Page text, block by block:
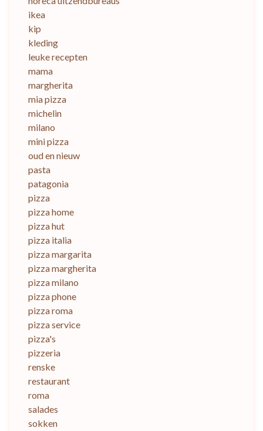
ikea
kip
kleding
leuke recepten
mama
margherita
mia pizza
michelin
milano
mini pizza
oud en nieuw
pasta
patagonia
pizza
pizza home
pizza hut
pizza italia
pizza margarita
pizza margherita
pizza milano
pizza phone
pizza roma
pizza service
pizza's
pizzeria
renske
restaurant
roma
salades
sokken